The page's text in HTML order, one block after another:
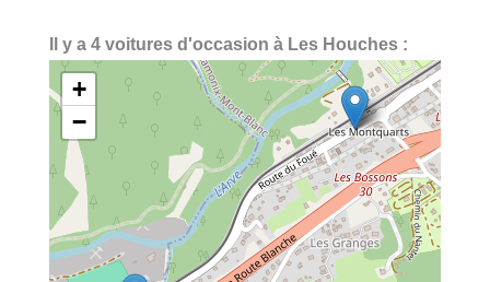
Il y a 4 voitures d'occasion à Les Houches :
+
−